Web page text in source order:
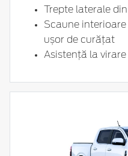
Trepte laterale
Scaune
ușor de curățat
Asistență la virare